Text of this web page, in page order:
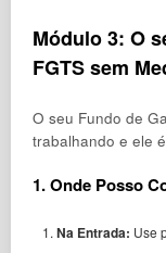
Módulo 3: O
FGTS sem
O seu Fundo de
trabalhando e ele
1. Onde Posso
Na Entrada: Use